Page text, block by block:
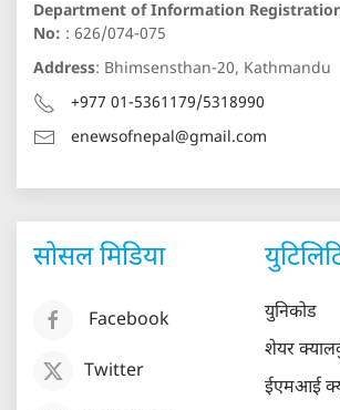
Department of Information
No: : 626/074-075
Address: Bhimsensthan-20, Kathmandu
+977 01-5361179/5318990
enewsofnepal@gmail.com
सोसल मिडिया
Facebook
Twitter
युनिकोड
शेयर
ईएमआई